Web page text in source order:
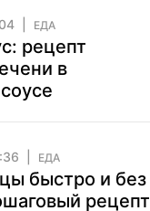
ЕДА
рецепт
в
ЕДА
быстро и без
рецепт